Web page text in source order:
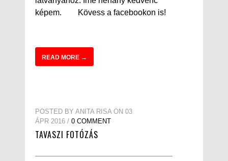
képem. Kövess a facebookon is!
READ MORE →
POSTED BY ANITA RISA ON 03
ÁPR 2016 / 0 COMMENT
TAVASZI FOTÓZÁS